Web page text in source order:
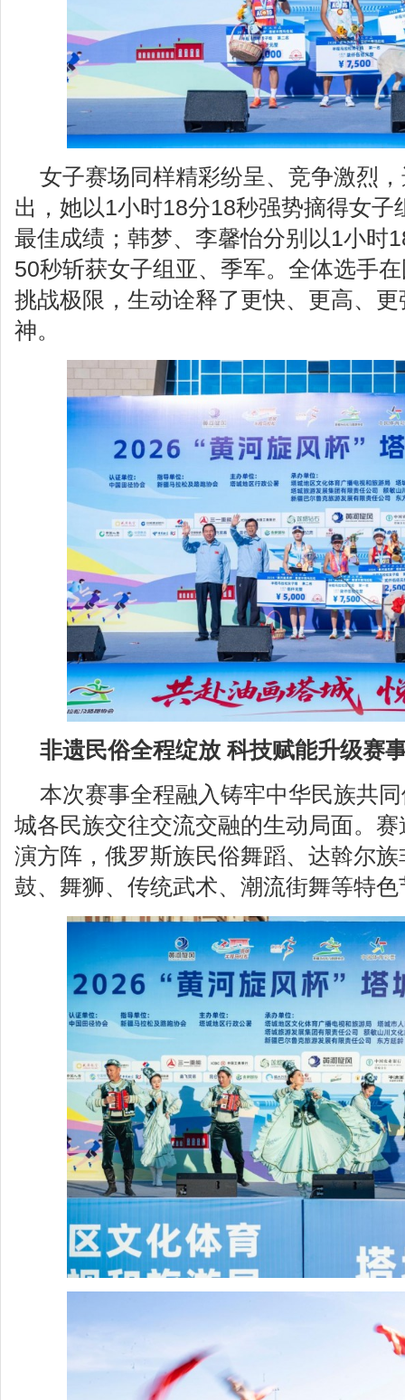
女子赛场同样精彩纷呈、竞争激烈
出，她以1小时18分18秒强势摘得女子
最佳成绩；韩梦、李馨怡分别以1小时
50秒斩获女子组亚、季军。全体选手
挑战极限，生动诠释了更快、更高、
神。
非遗民俗全程绽放 科技赋能升级赛
本次赛事全程融入铸牢中华民族共
城各民族交往交流交融的生动局面。
演方阵，俄罗斯族民俗舞蹈、达斡尔
鼓、舞狮、传统武术、潮流街舞等特